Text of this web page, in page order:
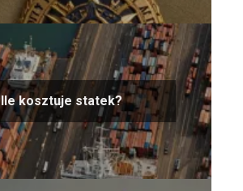
Ile kosztuje statek?